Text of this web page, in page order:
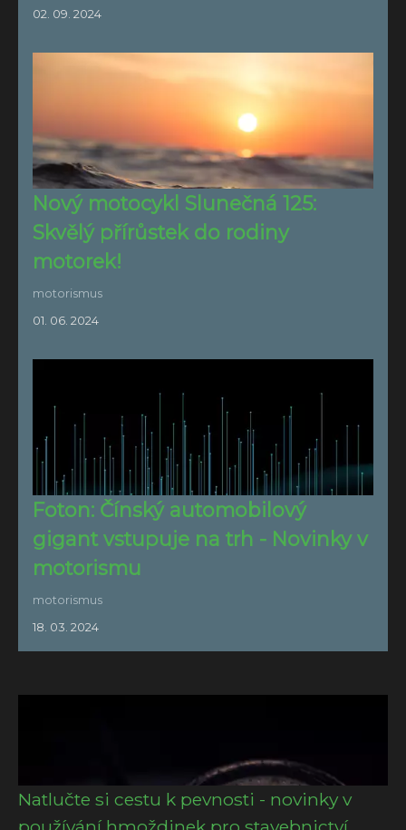
02. 09. 2024
Nový motocykl Slunečná 125:
Skvělý přírůstek do rodiny
motorek!
motorismus
01. 06. 2024
Foton: Čínský automobilový
gigant vstupuje na trh - Novinky v
motorismu
motorismus
18. 03. 2024
Natlučte si cestu k pevnosti - novinky v